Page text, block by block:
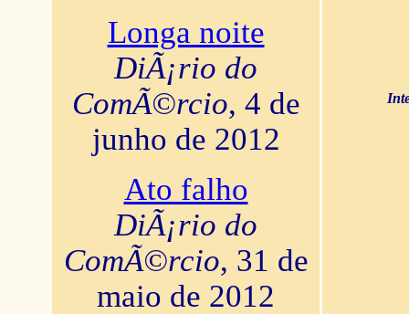
Longa noite
DiÃ¡rio do
ComÃ©rcio, 4 de
junho de 2012
Ato falho
DiÃ¡rio do
ComÃ©rcio, 31 de
maio de 2012